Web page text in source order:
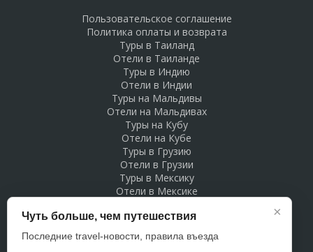
Пользовательское соглашение
Политика оплаты и возврата
Туры в Таиланд
Отели в Таиланде
Туры в Индию
Отели в Индии
Туры на Мальдивы
Отели на Мальдивах
Туры на Кубу
Отели на Кубе
Туры в Грузию
Отели в Грузии
Туры в Мексику
Отели в Мексике
Отели в Доминикане
Отели в Беларуси
×
Чуть больше, чем путешествия
Последние travel-новости, правила въезда